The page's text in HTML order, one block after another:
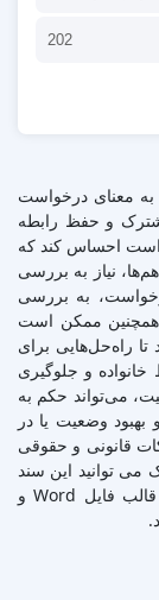
202
معنای درخواست
و حفظ رابطه
احساس کند که
نیاز به بررسی
به بررسی
همچنین ممکن است
راه‌حل‌هایی برای
و جلوگیری
می‌تواند حکم به
وضعیت یا در
قانونی و حقوقی
می توانید این سند
دادخواست را جهت تنظیم موضوع مدنظر خود در قالب فایل Word و